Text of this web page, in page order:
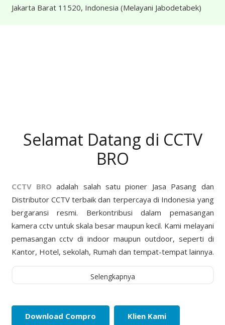
Jakarta Barat 11520, Indonesia (Melayani Jabodetabek)
Selamat Datang di CCTV
BRO
CCTV BRO adalah salah satu pioner Jasa Pasang dan
Distributor CCTV terbaik dan terpercaya di Indonesia yang
bergaransi resmi. Berkontribusi dalam pemasangan
kamera cctv untuk skala besar maupun kecil. Kami melayani
pemasangan cctv di indoor maupun outdoor, seperti di
Kantor, Hotel, sekolah, Rumah dan tempat-tempat lainnya.
Selengkapnya
Download Compro Klien Kami